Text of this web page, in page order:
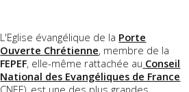
L'Eglise évangélique de la Porte
Ouverte Chrétienne, membre de la
FEPEF, elle-même rattachée au Conseil
National des Evangéliques de France
CNEF), est une des plus grandes